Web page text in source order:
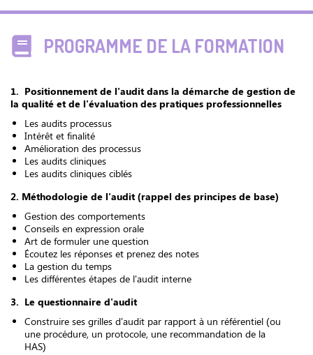
PROGRAMME DE LA FORMATION
1. Positionnement de l'audit dans la démarche de gestion de
la qualité et de l'évaluation des pratiques professionnelles
Les audits processus
Intérêt et finalité
Amélioration des processus
Les audits cliniques
Les audits cliniques ciblés
2. Méthodologie de l'audit (rappel des principes de base)
Gestion des comportements
Conseils en expression orale
Art de formuler une question
Écoutez les réponses et prenez des notes
La gestion du temps
Les différentes étapes de l'audit interne
3. Le questionnaire d'audit
Construire ses grilles d'audit par rapport à un référentiel (ou
une procédure, un protocole, une recommandation de la
HAS)